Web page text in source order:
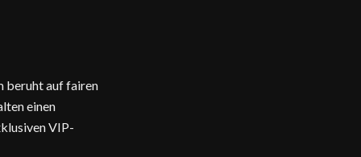
beruht auf fairen
einen
VIP-